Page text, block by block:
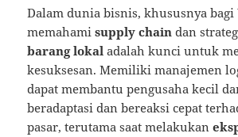
Dalam dunia bisnis, khususnya bagi
memahamisupply chain dan
barang lokal adalah kunci untuk
kesuksesan. Memiliki manajemen
dapat membantu pengusaha kecil
beradaptasi dan bereaksi cepat
pasar, terutama saat melakukan